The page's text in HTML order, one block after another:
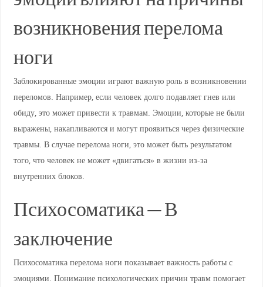
возникновения перелома
ноги
Заблокированные эмоции играют важную роль в возникновении
переломов. Например, если человек долго подавляет гнев или
обиду, это может привести к травмам. Эмоции, которые не были
выражены, накапливаются и могут проявиться через физические
травмы. В случае перелома ноги, это может быть результатом
того, что человек не может «двигаться» в жизни из-за
внутренних блоков.
Психосоматика — В
заключение
Психосоматика перелома ноги показывает важность работы с
эмоциями. Понимание психологических причин травм помогает